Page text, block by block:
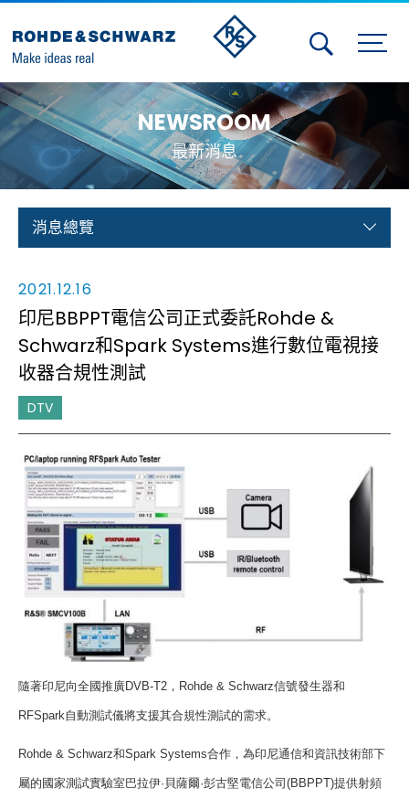
Activities
Contact Us
Member
Calendar
Test and Measurement
Aerospace | Defense | Security
Broadcast and Media
Cybersecurity
NEWSROOM
最新消息
消息總覽
2021.12.16
印尼BBPPT電信公司正式委託Rohde &
Schwarz和Spark Systems進行數位電視接
收器合規性測試
DTV
隨著印尼向全國推廣DVB-T2 ， Rohde & Schwarz信號發生器和
RFSpark自動測試儀將支援其合規性測試的需求。
Rohde & Schwarz和Spark Systems合作，為印尼通信和資訊技術部下
屬的國家測試實驗室巴拉伊· 貝薩爾·彭古堅電信公司 (BBPPT)提供射頻